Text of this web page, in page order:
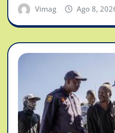
Vimag Ago 8,